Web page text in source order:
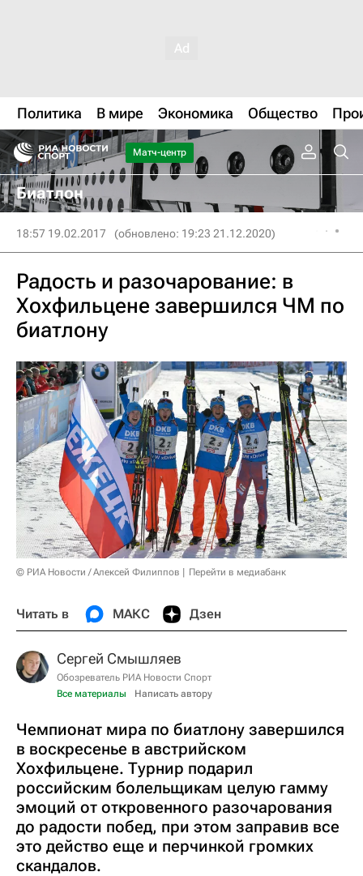
Политика В мире Экономика Общество
Матч-центр
Биатлон
18:57 19.02.2017 (обновлено: 19:23 21.12.2020)
Радость и разочарование: в
Хохфильцене завершился ЧМ по
биатлону
© РИА Новости / Алексей Филиппов Перейти в медиабанк
Читать в МАКС Дзен
Сергей Смышляев
Обозреватель РИА Новости Спорт
Все материалы
Написать автору
Чемпионат мира по биатлону завершился
в воскресенье в австрийском
Хохфильцене. Турнир подарил
российским болельщикам целую гамму
эмоций от откровенного разочарования
до радости побед, при этом заправив все
это действо еще и перчинкой громких
скандалов.